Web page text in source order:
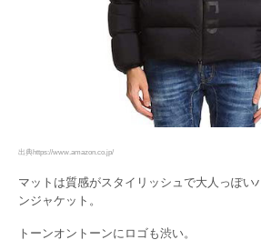
出典https://www.amazon.co.jp/
マットは質感がスタイリッシュで大人っぽい
ンジャケット。
トーンオントーンにロゴも渋い。